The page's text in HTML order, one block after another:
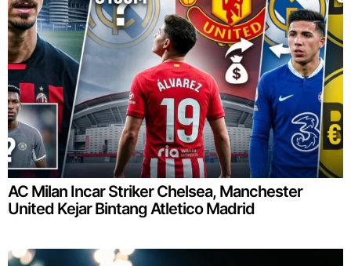
AC Milan Incar Striker Chelsea, Manchester
United Kejar Bintang Atletico Madrid